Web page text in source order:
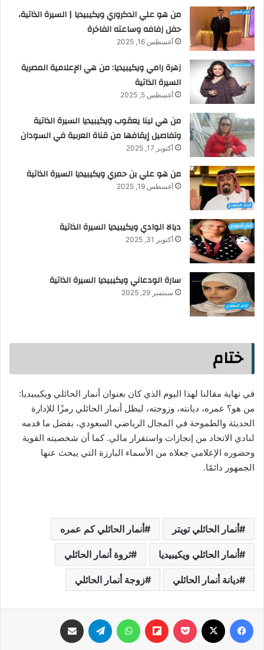
من هو علي الدكروري ويكيبيديا | السيرة الذاتية،
حفل زفافه وساعته الفاخرة
أغسطس 16, 2025
زهرة رامي ويكيبيديا: من هي الإعلامية المصرية
السيرة الذاتية
أغسطس 5, 2025
من هي لينا يعقوب ويكيبيديا السيرة الذاتية
وتفاصيل إيقافها من قناة العربية في السودان
أكتوبر 17, 2025
من هو علي بن حمري ويكيبيديا السيرة الذاتية
أغسطس 19, 2025
ديالا الوادي ويكيبيديا السيرة الذاتية
أكتوبر 31, 2025
سارة الودعاني ويكيبيديا السيرة الذاتية
سبتمبر 29, 2025
ختام
في نهاية مقالنا لهذا اليوم الذي كان بعنوان أنمار الحائلي ويكيبيديا:
من هو؟ عمره، ديانته، وزوجته، ليظل أنمار الحائلي رمزًا للإدارة
الحديثة والطموحة في المجال الرياضي السعودي، بفضل ما قدمه
لنادي الاتحاد من إنجازات واستقرار مالي. كما أن شخصيته القوية
وحضوره الإعلامي جعلاه من الأسماء البارزة التي يبحث عنها
الجمهور دائمًا.
أنمار الحائلي تويتر أنمار الحائلي كم عمره
أنمار الحائلي ويكيبيديا ثروة أنمار الحائلي
ديانة أنمار الحائلي زوجة أنمار الحائلي
فيسبوك ‫Pocket
Flipboard واتساب تيلقرام